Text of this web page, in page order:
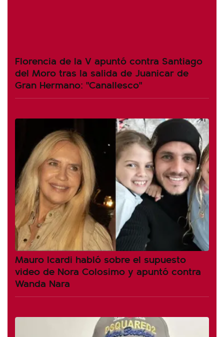
Florencia de la V apuntó contra Santiago
del Moro tras la salida de Juanicar de
Gran Hermano: "Canallesco"
Mauro Icardi habló sobre el supuesto
video de Nora Colosimo y apuntó contra
Wanda Nara